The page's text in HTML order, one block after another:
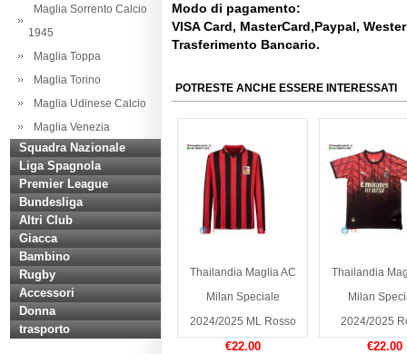
Maglia Sorrento Calcio
1945
Maglia Toppa
Maglia Torino
Maglia Udinese Calcio
Maglia Venezia
Squadra Nazionale
Liga Spagnola
Premier League
Bundesliga
Altri Club
Giacca
Bambino
Rugby
Accessori
Donna
trasporto
Modo di pagamento:
VISA Card, MasterCard,Paypal,
Trasferimento Bancario.
POTRESTE ANCHE ESSERE INTERESSATI
Thailandia Maglia AC
Milan Speciale
2024/2025 ML Rosso
€22.00
Thailandia
Milan
2024/2025
€22.00